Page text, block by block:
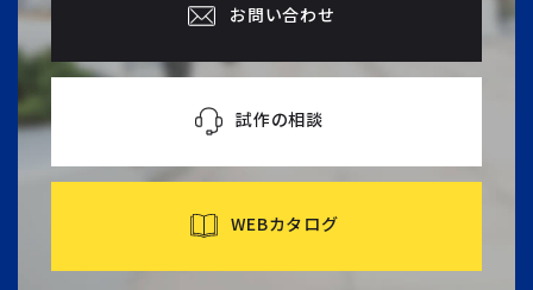
お問い合わせ
試作の相談
WEBカタログ